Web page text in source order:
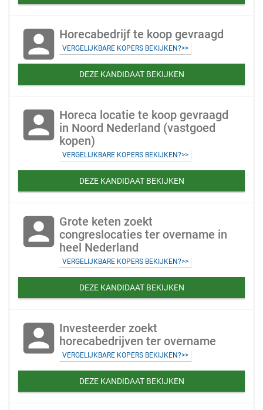
account_box Horecabedrijf te koop gevraagd
VERGELIJKBARE KOPERS BEKIJKEN?>>
DEZE KANDIDAAT BEKIJKEN
account_box Horeca locatie te koop gevraagd
in Noord Nederland (vastgoed
kopen)
VERGELIJKBARE KOPERS BEKIJKEN?>>
DEZE KANDIDAAT BEKIJKEN
account_box Grote keten zoekt
congreslocaties ter overname in
heel Nederland
VERGELIJKBARE KOPERS BEKIJKEN?>>
DEZE KANDIDAAT BEKIJKEN
account_box Investeerder zoekt
horecabedrijven ter overname
VERGELIJKBARE KOPERS BEKIJKEN?>>
DEZE KANDIDAAT BEKIJKEN